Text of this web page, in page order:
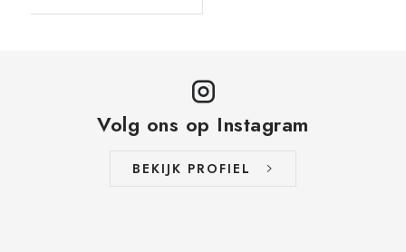
Volg ons op Instagram
BEKIJK PROFIEL